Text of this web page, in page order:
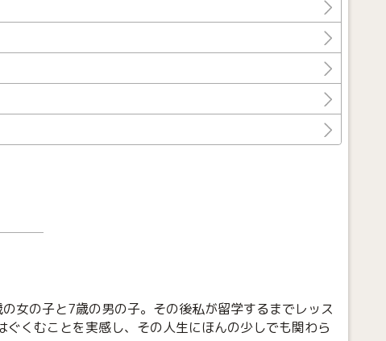
女の子と7歳の男の子。その後私が留学するまでレッス
くむことを実感し、その人生にほんの少しでも関わら